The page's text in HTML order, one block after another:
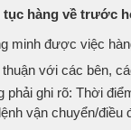
hàng về trước
minh được việc
với các bên,
phải ghi rõ: Thời
vận chuyển/điều